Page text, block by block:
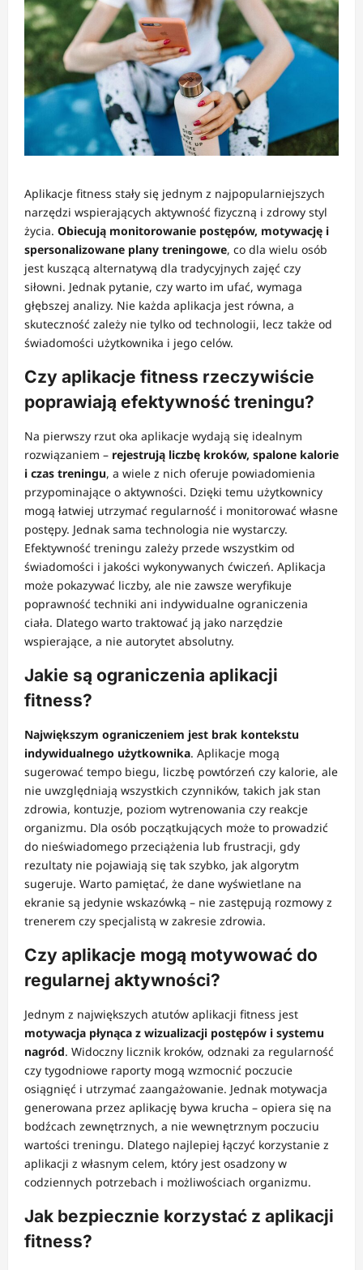
Aplikacje fitness stały się jednym z najpopularniejszych
narzędzi wspierających aktywność fizyczną i zdrowy styl
życia. Obiecują monitorowanie postępów, motywację i
spersonalizowane plany treningowe, co dla wielu osób
jest kuszącą alternatywą dla tradycyjnych zajęć czy
siłowni. Jednak pytanie, czy warto im ufać, wymaga
głębszej analizy. Nie każda aplikacja jest równa, a
skuteczność zależy nie tylko od technologii, lecz także od
świadomości użytkownika i jego celów.
Czy aplikacje fitness rzeczywiście
poprawiają efektywność treningu?
Na pierwszy rzut oka aplikacje wydają się idealnym
rozwiązaniem – rejestrują liczbę kroków, spalone kalorie
i czas treningu, a wiele z nich oferuje powiadomienia
przypominające o aktywności. Dzięki temu użytkownicy
mogą łatwiej utrzymać regularność i monitorować własne
postępy. Jednak sama technologia nie wystarczy.
Efektywność treningu zależy przede wszystkim od
świadomości i jakości wykonywanych ćwiczeń. Aplikacja
może pokazywać liczby, ale nie zawsze weryfikuje
poprawność techniki ani indywidualne ograniczenia
ciała. Dlatego warto traktować ją jako narzędzie
wspierające, a nie autorytet absolutny.
Jakie są ograniczenia aplikacji
fitness?
Największym ograniczeniem jest brak kontekstu
indywidualnego użytkownika. Aplikacje mogą
sugerować tempo biegu, liczbę powtórzeń czy kalorie, ale
nie uwzględniają wszystkich czynników, takich jak stan
zdrowia, kontuzje, poziom wytrenowania czy reakcje
organizmu. Dla osób początkujących może to prowadzić
do nieświadomego przeciążenia lub frustracji, gdy
rezultaty nie pojawiają się tak szybko, jak algorytm
sugeruje. Warto pamiętać, że dane wyświetlane na
ekranie są jedynie wskazówką – nie zastępują rozmowy z
trenerem czy specjalistą w zakresie zdrowia.
Czy aplikacje mogą motywować do
regularnej aktywności?
Jednym z największych atutów aplikacji fitness jest
motywacja płynąca z wizualizacji postępów i systemu
nagród. Widoczny licznik kroków, odznaki za regularność
czy tygodniowe raporty mogą wzmocnić poczucie
osiągnięć i utrzymać zaangażowanie. Jednak motywacja
generowana przez aplikację bywa krucha – opiera się na
bodźcach zewnętrznych, a nie wewnętrznym poczuciu
wartości treningu. Dlatego najlepiej łączyć korzystanie z
aplikacji z własnym celem, który jest osadzony w
codziennych potrzebach i możliwościach organizmu.
Jak bezpiecznie korzystać z aplikacji
fitness?